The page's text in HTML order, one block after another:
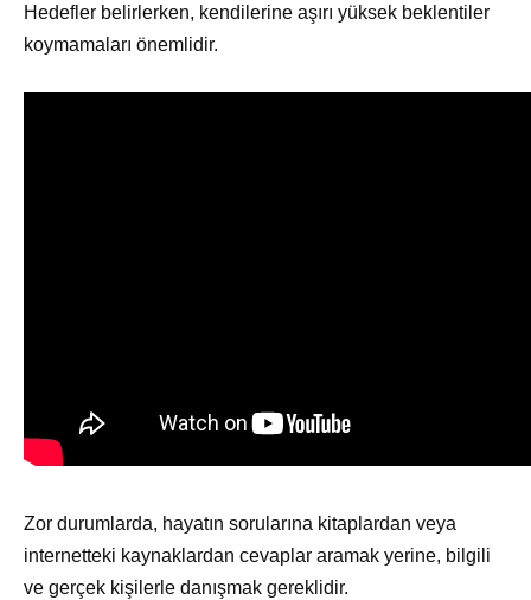
Hedefler belirlerken, kendilerine aşırı yüksek beklentiler
koymamaları önemlidir.
Zor durumlarda, hayatın sorularına kitaplardan veya
internetteki kaynaklardan cevaplar aramak yerine, bilgili
ve gerçek kişilerle danışmak gereklidir.